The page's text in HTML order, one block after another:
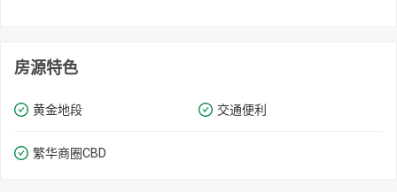
房源特色
黄金地段 交通便利
繁华商圈​​CBD